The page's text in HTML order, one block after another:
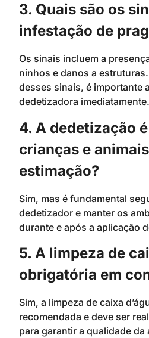
3. Quais são os
infestação de
Os sinais incluem a
ninhos e danos a
desses sinais, é importante
dedetizadora imediatamente.
4. A dedetização
crianças e
estimação?
Sim, mas é fundamental
dedetizador e manter os
durante e após a aplicação
5. A limpeza de
obrigatória em
Sim, a limpeza de caixa
recomendada e deve ser
para garantir a qualidade